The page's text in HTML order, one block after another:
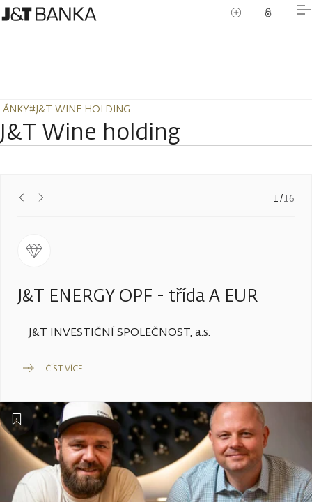
#J&T WINE HOLDING
J&T Wine holding
1/16
Předchozí
J&T ENERGY OPF - třída A EUR
J&T INVESTIČNÍ SPOLEČNOST, a.s.
ČÍST VÍCE